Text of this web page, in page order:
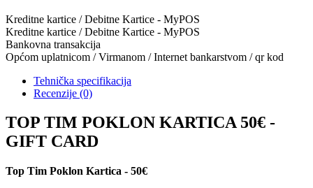
Kreditne kartice / Debitne Kartice - MyPOS
Kreditne kartice / Debitne Kartice - MyPOS
Bankovna transakcija
Općom uplatnicom / Virmanom / Internet bankarstvom / qr kod
Tehnička specifikacija
Recenzije (0)
TOP TIM POKLON KARTICA 50€ -
GIFT CARD
Top Tim Poklon Kartica - 50€